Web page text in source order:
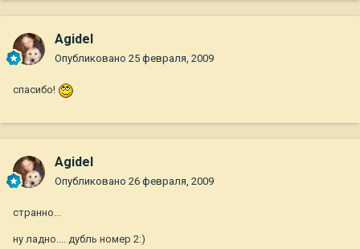
Agidel
Опубликовано 25 февраля, 2009
спасибо!
Agidel
Опубликовано 26 февраля, 2009
странно...
ну ладно.... дубль номер 2:)